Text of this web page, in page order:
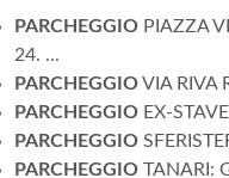
PARCHEGGIO PIAZZA
24. ...
PARCHEGGIOVIA RIVA
PARCHEGGIO EX-
PARCHEGGIO
PARCHEGGIO TANARI: